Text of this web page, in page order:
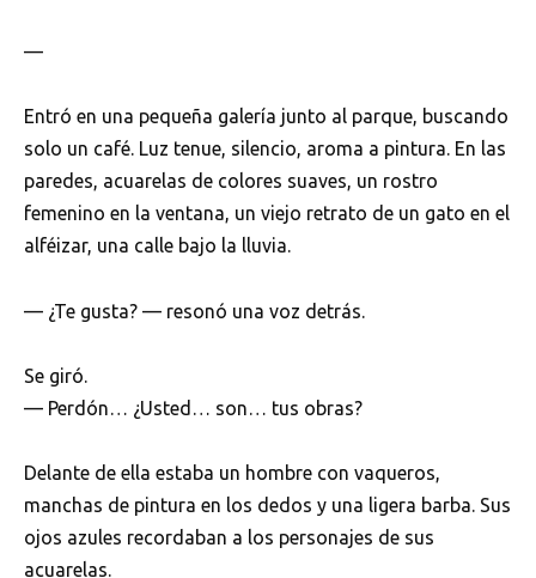
—
Entró en una pequeña galería junto al parque, buscando
solo un café. Luz tenue, silencio, aroma a pintura. En las
paredes, acuarelas de colores suaves, un rostro
femenino en la ventana, un viejo retrato de un gato en el
alféizar, una calle bajo la lluvia.
— ¿Te gusta? — resonó una voz detrás.
Se giró.
— Perdón… ¿Usted… son… tus obras?
Delante de ella estaba un hombre con vaqueros,
manchas de pintura en los dedos y una ligera barba. Sus
ojos azules recordaban a los personajes de sus
acuarelas.